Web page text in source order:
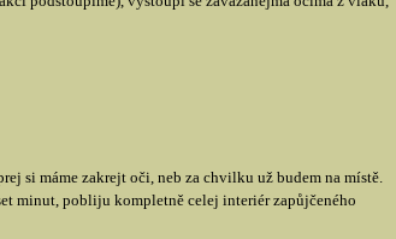
si máme zakrejt oči, neb za chvilku už budem na místě.
minut, pobliju kompletně celej interiér zapůjčeného